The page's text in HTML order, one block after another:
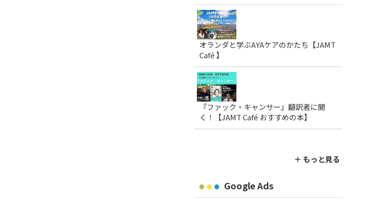
オランダと学ぶAYAケアのかたち【JAMT
Café 】
『ファック・キャンサー』翻訳者に聞
く！【JAMT Café おすすめの本】
＋ もっと見る
Google Ads